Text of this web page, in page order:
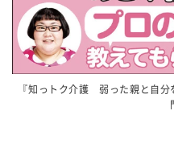
『知っトク介護 弱った親と自